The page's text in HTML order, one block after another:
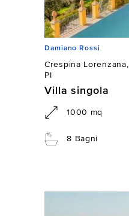
Damiano Rossi
Crespina Lorenzana,
PI
Villa singola
1000 mq
8 Bagni